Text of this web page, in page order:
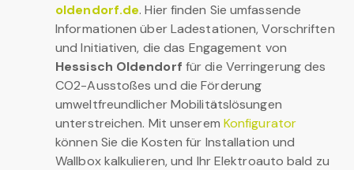
oldendorf.de. Hier finden Sie umfassende
Informationen über Ladestationen, Vorschriften
und Initiativen, die das Engagement von
Hessisch Oldendorf für die Verringerung des
CO2-Ausstoßes und die Förderung
umweltfreundlicher Mobilitätslösungen
unterstreichen. Mit unserem Konfigurator
können Sie die Kosten für Installation und
Wallbox kalkulieren, und Ihr Elektroauto bald zu